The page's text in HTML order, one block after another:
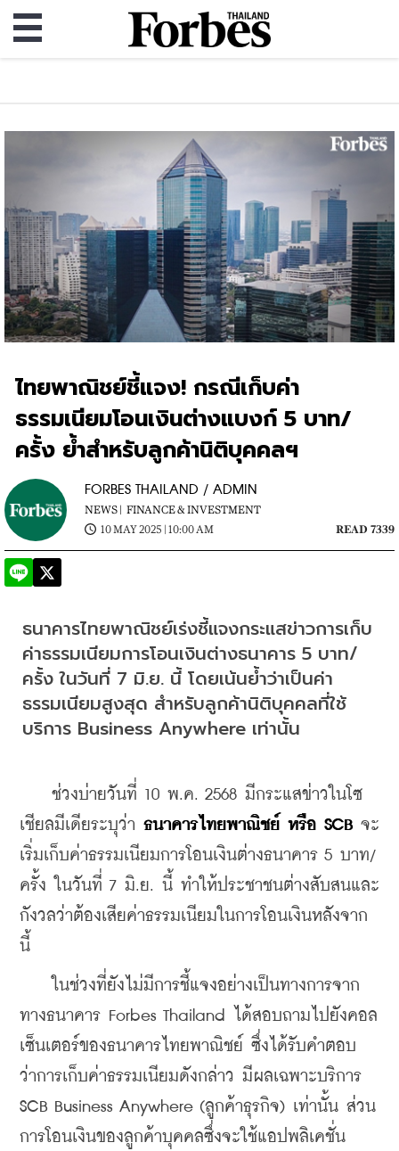
ไทยพาณิชย์ชี้แจง! กรณีเก็บค่า
ธรรมเนียมโอนเงินต่างแบงก์ 5 บาท/
ครั้ง ย้ำสำหรับลูกค้านิติบุคคลฯ
FORBES THAILAND / ADMIN
NEWS | FINANCE & INVESTMENT
10 MAY 2025 | 10:00 AM
READ 7339
ธนาคารไทยพาณิชย์เร่งชี้แจงกระแสข่าวการเก็บ
ค่าธรรมเนียมการโอนเงินต่างธนาคาร 5 บาท/
ครั้ง ในวันที่ 7 มิ.ย. นี้ โดยเน้นย้ำว่าเป็นค่า
ธรรมเนียมสูงสุด สำหรับลูกค้านิติบุคคลที่ใช้
บริการ Business Anywhere เท่านั้น
ช่วงบ่ายวันที่ 10 พ.ค. 2568 มีกระแสข่าวในโซ
เชียลมีเดียระบุว่า ธนาคารไทยพาณิชย์ หรือ SCB จะ
เริ่มเก็บค่าธรรมเนียมการโอนเงินต่างธนาคาร 5 บาท/
ครั้ง ในวันที่ 7 มิ.ย. นี้ ทำให้ประชาชนต่างสับสนและ
กังวลว่าต้องเสียค่าธรรมเนียมในการโอนเงินหลังจาก
นี้
ในช่วงที่ยังไม่มีการชี้แจงอย่างเป็นทางการจาก
ทางธนาคาร Forbes Thailand ได้สอบถามไปยังคอล
เซ็นเตอร์ของธนาคารไทยพาณิชย์ ซึ่งได้รับคำตอบ
ว่าการเก็บค่าธรรมเนียมดังกล่าว มีผลเฉพาะบริการ
SCB Business Anywhere (ลูกค้าธุรกิจ) เท่านั้น ส่วน
การโอนเงินของลูกค้าบุคคลซึ่งจะใช้แอปพลิเคชั่น